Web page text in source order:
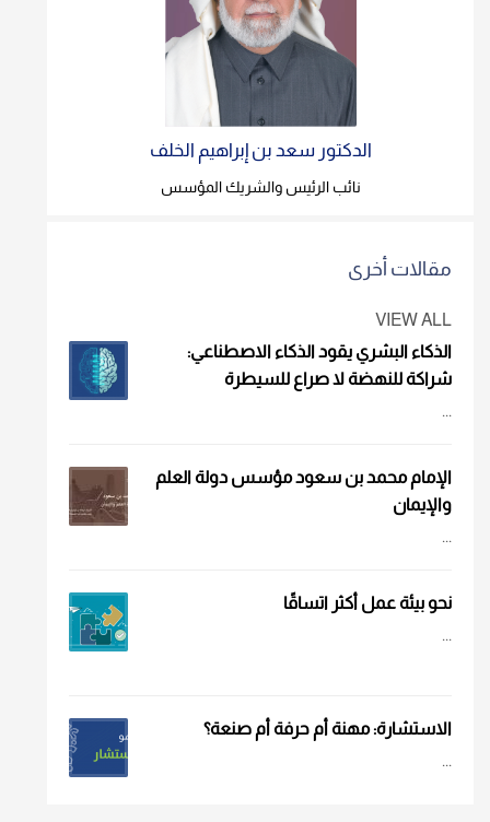
الدكتور سعد بن إبراهيم الخلف
نائب الرئيس والشريك المؤسس
مقالات أخرى
VIEW ALL
الذكاء البشري يقود الذكاء الاصطناعي:
شراكة للنهضة لا صراع للسيطرة
...
الإمام محمد بن سعود مؤسس دولة العلم
والإيمان
...
نحو بيئة عمل أكثر اتساقًا
...
الاستشارة: مهنة أم حرفة أم صنعة؟
...